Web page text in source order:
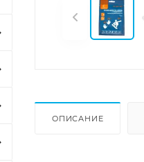
ОПИСАНИЕ